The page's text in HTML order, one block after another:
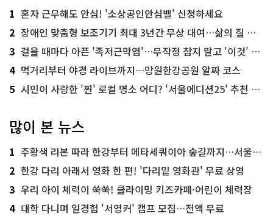
1 혼자 근무해도 안심! '소상공인안심벨' 신청하세요
2 장애인 맞춤형 보조기기 최대 3년간 무상 대여…삶의 질 높인다
3 걸을 때마다 아픈 '족저근막염'…무작정 참지 말고 '이것' 해보세요!
4 먹거리부터 야경 라이브까지…망원한강공원 알짜 코스
5 시민이 사랑한 '찐' 로컬 명소 어디? '서울에디션25' 추천 코스
많이 본 뉴스
1 주황색 리본 따라 한강부터 메타세쿼이아 숲길까지…서울둘레길 15코스
2 한강 다리 아래서 영화 한 편! '다리밑 영화관' 무료 상영
3 우리 아이 체력이 쑥쑥! 클라이밍 키즈카페·어린이 체력장
4 대학 다니며 일경험 '서영커' 캠프 모집…전액 무료